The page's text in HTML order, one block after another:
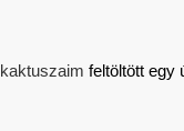
kaktuszaim feltöltött egy